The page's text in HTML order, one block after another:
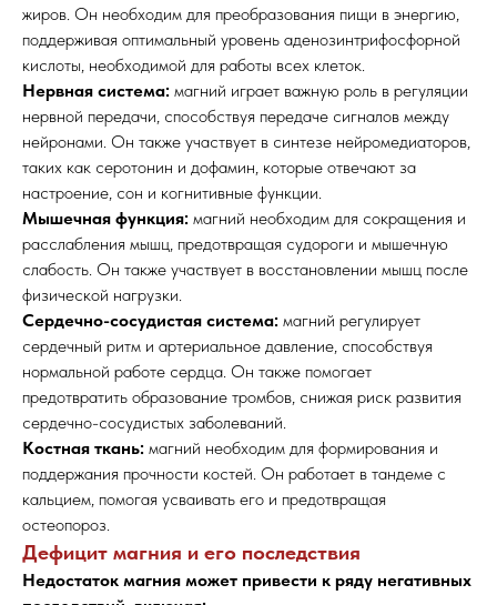
жиров. Он необходим для преобразования пищи в энергию,
поддерживая оптимальный уровень аденозинтрифосфорной
кислоты, необходимой для работы всех клеток.
Нервная система: магний играет важную роль в регуляции
нервной передачи, способствуя передаче сигналов между
нейронами. Он также участвует в синтезе нейромедиаторов,
таких как серотонин и дофамин, которые отвечают за
настроение, сон и когнитивные функции.
Мышечная функция: магний необходим для сокращения и
расслабления мышц, предотвращая судороги и мышечную
слабость. Он также участвует в восстановлении мышц после
физической нагрузки.
Сердечно-сосудистая система: магний регулирует
сердечный ритм и артериальное давление, способствуя
нормальной работе сердца. Он также помогает
предотвратить образование тромбов, снижая риск развития
сердечно-сосудистых заболеваний.
Костная ткань: магний необходим для формирования и
поддержания прочности костей. Он работает в тандеме с
кальцием, помогая усваивать его и предотвращая
остеопороз.
Дефицит магния и его последствия
Недостаток магния может привести к ряду негативных